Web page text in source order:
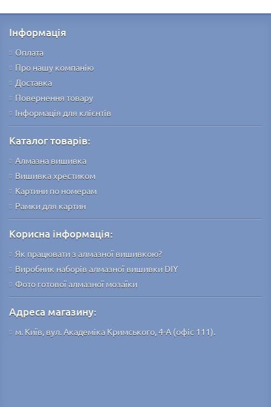
Інформація
Оплата
Про нашу компанію
Доставка
Повернення товару
Інформація для клієнтів
Каталог товарів:
Алмазна вишивка
Вишивка хрестиком
Картини по номерам
Рамки для картин
Корисна інформація:
Як працювати з алмазної вишивкою?
Виробник наборів алмазної вишивки DIY
Фото готової алмазної мозаїки
Адреса магазину:
м. Київ, вул. Академіка Кримського, 4-А (офіс 111).